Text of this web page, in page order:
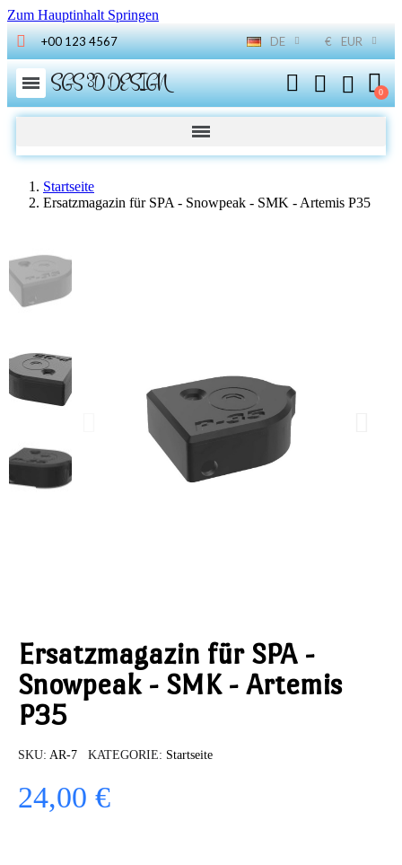
Zum Hauptinhalt Springen
+00 123 4567 DE € EUR
SGS 3D DESIGN
Startseite
Ersatzmagazin für SPA - Snowpeak - SMK - Artemis P35
Ersatzmagazin für SPA -
Snowpeak - SMK - Artemis
P35
SKU AR-7 KATEGORIE Startseite
24,00 €